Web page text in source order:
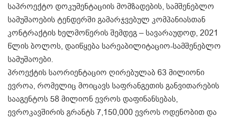
საპროექტო დოკუმენტაციის მომზადების, სამშენებლო
სამუშაოების ტენდერში გამარჯვებულ კომპანიასთან
კონტრაქტის ხელმოწერის შემდეგ – სავარაუდოდ, 2021
წლის ბოლოს, დაიწყება სარეაბილიტაციო-სამშენებლო
სამუშაოები.
პროექტის საორიენტაციო ღირებულაბ 63 მილიონი
ევროა, რომელიც მოიცავს საფრანგეთის განვითარების
სააგენტოს 58 მილიონ ევროს დაფინანსებას,
ევროკავშირის გრანტს 7,150,000 ევროს ოდენობით და